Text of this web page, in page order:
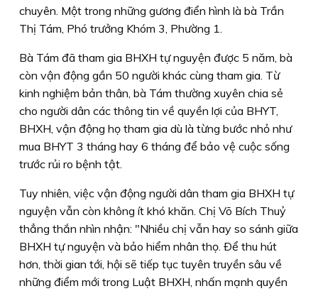
chuyên. Một trong những gương điển hình là bà Trần
Thị Tám, Phó trưởng Khóm 3, Phường 1.
Bà Tám đã tham gia BHXH tự nguyện được 5 năm, bà
còn vận động gần 50 người khác cùng tham gia. Từ
kinh nghiệm bản thân, bà Tám thường xuyên chia sẻ
cho người dân các thông tin về quyền lợi của BHYT,
BHXH, vận động họ tham gia dù là từng bước nhỏ như
mua BHYT 3 tháng hay 6 tháng để bảo vệ cuộc sống
trước rủi ro bệnh tật.
Tuy nhiên, việc vận động người dân tham gia BHXH tự
nguyện vẫn còn không ít khó khăn. Chị Võ Bích Thuỷ
thẳng thắn nhìn nhận: "Nhiều chị vẫn hay so sánh giữa
BHXH tự nguyện và bảo hiểm nhân thọ. Ðể thu hút
hơn, thời gian tới, hội sẽ tiếp tục tuyên truyền sâu về
những điểm mới trong Luật BHXH, nhấn mạnh quyền